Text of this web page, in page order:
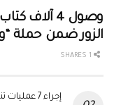
وصول 4 آلاف
الزور ضمن حملة
إجراء 7